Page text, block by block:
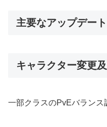
主要なアップデート
キャラクター変更
一部クラスのPvEバランス